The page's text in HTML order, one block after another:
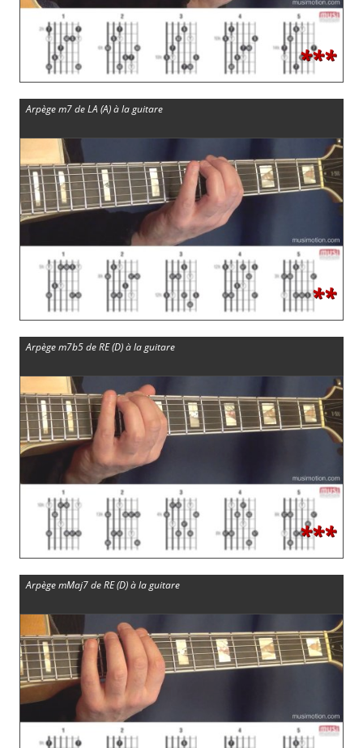
***
Arpège m7 de LA (A) à la guitare
**
Arpège m7b5 de RE (D) à la guitare
***
Arpège mMaj7 de RE (D) à la guitare